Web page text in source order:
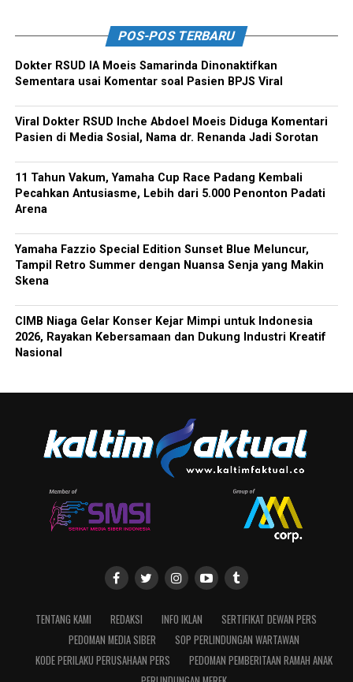
POS-POS TERBARU
Dokter RSUD IA Moeis Samarinda Dinonaktifkan
Sementara usai Komentar soal Pasien BPJS Viral
Viral Dokter RSUD Inche Abdoel Moeis Diduga Komentari
Pasien di Media Sosial, Nama dr. Renanda Jadi Sorotan
11 Tahun Vakum, Yamaha Cup Race Padang Kembali
Pecahkan Antusiasme, Lebih dari 5.000 Penonton Padati
Arena
Yamaha Fazzio Special Edition Sunset Blue Meluncur,
Tampil Retro Summer dengan Nuansa Senja yang Makin
Skena
CIMB Niaga Gelar Konser Kejar Mimpi untuk Indonesia
2026, Rayakan Kebersamaan dan Dukung Industri Kreatif
Nasional
TENTANG KAMI REDAKSI INFO IKLAN
SERTIFIKAT DEWAN PERS
PEDOMAN MEDIA SIBER
SOP PERLINDUNGAN WARTAWAN
KODE PERILAKU PERUSAHAAN PERS
PEDOMAN PEMBERITAAN RAMAH ANAK